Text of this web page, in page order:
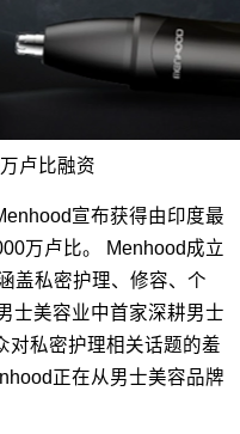
卢比融资
宣布获得由印度最
万卢比。 Menhood成立
盖私密护理、修容、个
士美容业中首家深耕男士
对私密护理相关话题的羞
正在从男士美容品牌